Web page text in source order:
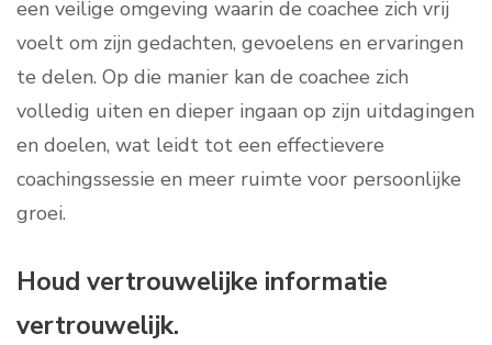
een veilige omgeving waarin de coachee zich vrij
voelt om zijn gedachten, gevoelens en ervaringen
te delen. Op die manier kan de coachee zich
volledig uiten en dieper ingaan op zijn uitdagingen
en doelen, wat leidt tot een effectievere
coachingssessie en meer ruimte voor persoonlijke
groei.
Houd vertrouwelijke informatie
vertrouwelijk.